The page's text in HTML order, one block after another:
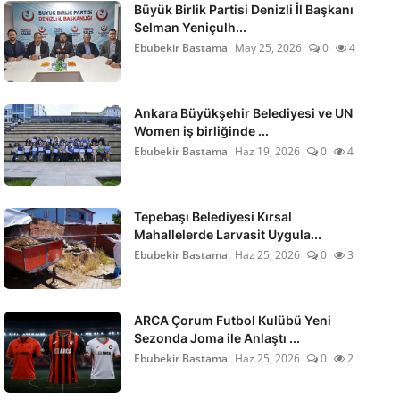
Büyük Birlik Partisi Denizli İl Başkanı
Selman Yeniçulh...
Ebubekir Bastama May 25, 2026 0 4
Ankara Büyükşehir Belediyesi ve UN
Women iş birliğinde ...
Ebubekir Bastama Haz 19, 2026 0 4
Tepebaşı Belediyesi Kırsal
Mahallelerde Larvasit Uygula...
Ebubekir Bastama Haz 25, 2026 0 3
ARCA Çorum Futbol Kulübü Yeni
Sezonda Joma ile Anlaştı ...
Ebubekir Bastama Haz 25, 2026 0 2